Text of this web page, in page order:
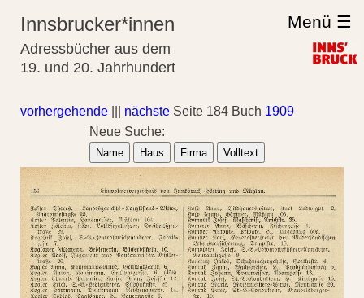
Innsbrucker*innen
Adressbücher aus dem
19. und 20. Jahrhundert
Menü ☰
vorhergehende nächste Seite 184 Buch 1909
Neue Suche:
Name Haus Firma Volltext